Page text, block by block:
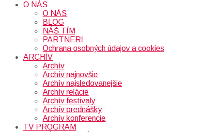
O NÁS
O NÁS
BLOG
NÁŠ TÍM
PARTNERI
Ochrana osobných údajov a cookies
ARCHÍV
Archív
Archív najnovšie
Archív najsledovanejšie
Archív relácie
Archív festivaly
Archív prednášky
Archív konferencie
TV PROGRAM